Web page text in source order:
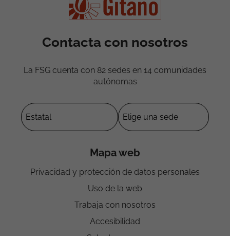
Contacta con nosotros
La FSG cuenta con 82 sedes en 14 comunidades
autónomas
Mapa web
Privacidad y protección de datos personales
Uso de la web
Trabaja con nosotros
Accesibilidad